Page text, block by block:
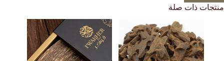
منتجات ذات صلة